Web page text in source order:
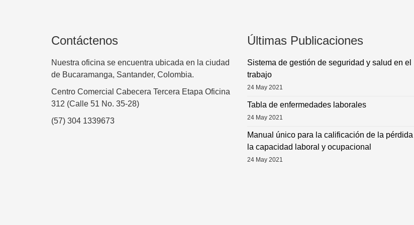
Contáctenos
Nuestra oficina se encuentra ubicada en la ciudad
de Bucaramanga, Santander, Colombia.
Centro Comercial Cabecera Tercera Etapa Oficina
312 (Calle 51 No. 35-28)
(57) 304 1339673
Últimas Publicaciones
Sistema de gestión de seguridad y salud en el
trabajo
24 May 2021
Tabla de enfermedades laborales
24 May 2021
Manual único para la calificación de la
la capacidad laboral y ocupacional
24 May 2021